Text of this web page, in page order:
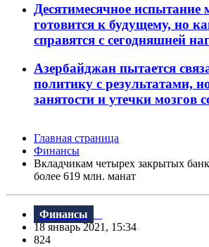
Десятимесячное испытание
готовится к будущему, но
справятся с сегодняшней
Азербайджан пытается
политику с результатами,
занятости и утечки мозгов
Главная страница
Финансы
Вкладчикам четырех закрытых
более 619 млн. манат
Финансы
18 январь 2021, 15:34
824